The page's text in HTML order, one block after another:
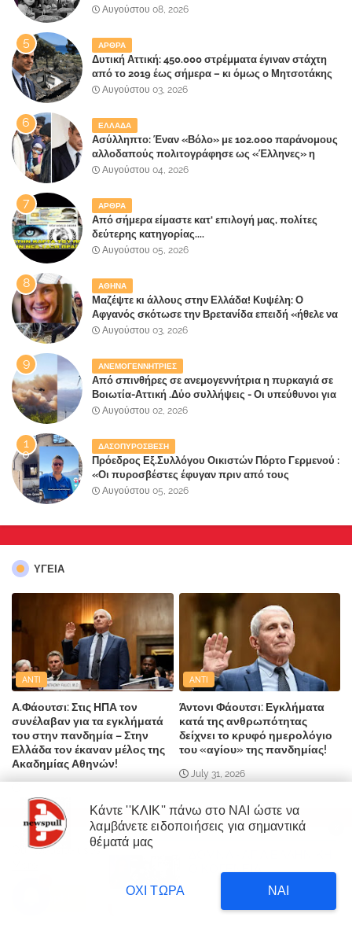
κοινωνίας που κινδυνεύει να ξεχάσει ποια είναι
Αυγούστου 08, 2026
ΑΡΘΡΑ
Δυτική Αττική: 450.000 στρέμματα έγιναν στάχτη
από το 2019 έως σήμερα – κι όμως ο Μητσοτάκης
έλαβε 40% και 45% στις εκλογές του 2023,ενώ 50%
Αυγούστου 03, 2026
ΕΛΛΑΔΑ
Ασύλληπτο: Έναν «Βόλο» με 102.000 παράνομους
αλλοδαπούς πολιτογράφησε ως «Έλληνες» η
κυβέρνηση!
Αυγούστου 04, 2026
ΑΡΘΡΑ
Από σήμερα είμαστε κατ' επιλογή μας, πολίτες
δεύτερης κατηγορίας....
Αυγούστου 05, 2026
ΑΘΗΝΑ
Μαζέψτε κι άλλους στην Ελλάδα! Κυψέλη: Ο
Αφγανός σκότωσε την Βρετανίδα επειδή «ήθελε να
κάνει τη σύντροφό του χριστιανή»
Αυγούστου 03, 2026
ΑΝΕΜΟΓΕΝΝΗΤΡΙΕΣ
Από σπινθήρες σε ανεμογεννήτρια η πυρκαγιά σε
Βοιωτία-Αττική .Δύο συλλήψεις - Οι υπεύθυνοι για
την λάθος διαχείριση της κατάσβεσης θα
Αυγούστου 02, 2026
ΔΑΣΟΠΥΡΟΣΒΕΣΗ
Πρόεδρος Εξ.Συλλόγου Οικιστών Πόρτο Γερμενού :
«Οι πυροσβέστες έφυγαν πριν από τους
κατοίκους»
Αυγούστου 05, 2026
ΥΓΕΙΑ
ANTI
Α.Φάουτσι: Στις ΗΠΑ τον
συνέλαβαν για τα εγκλήματά
του στην πανδημία – Στην
Ελλάδα τον έκαναν μέλος της
Ακαδημίας Αθηνών!
ANTI
Άντονι Φάουτσι: Εγκλήματα
κατά της ανθρωπότητας
δείχνει το κρυφό ημερολόγιο
του «αγίου» της πανδημίας!
July 31, 2026
ΔΙΕΘΝΗ
στρέμματα έγιναν στάχτη επι
κυβέρνησης Μητσοτάκη!
Our website uses cookies to enhance your experience.
Κάντε ''ΚΛΙΚ'' πάνω στο ΝΑΙ ώστε να
λαμβάνετε ειδοποιήσεις για σημαντικά
θέματά μας
ΝΑΙ
ΟΧΙ ΤΩΡΑ